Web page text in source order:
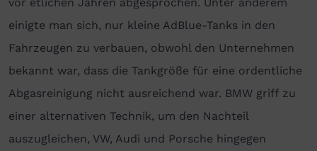
einigte man sich, nur kleine AdBlue-Tanks in den
Fahrzeugen zu verbauen, obwohl den Unternehmen
bekannt war, dass die Tankgröße für eine ordentliche
Abgasreinigung nicht ausreichend war. BMW griff zu
einer alternativen Technik, um den Nachteil
auszugleichen, VW, Audi und Porsche hingegen